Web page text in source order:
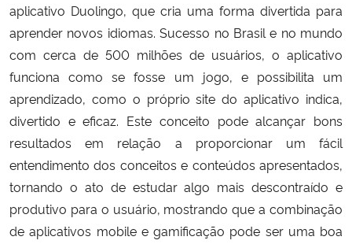
aplicativo Duolingo, que cria uma forma divertida para
aprender novos idiomas. Sucesso no Brasil e no mundo
com cerca de 500 milhões de usuários, o aplicativo
funciona como se fosse um jogo, e possibilita um
aprendizado, como o próprio site do aplicativo indica,
divertido e eficaz. Este conceito pode alcançar bons
resultados em relação a proporcionar um fácil
entendimento dos conceitos e conteúdos apresentados,
tornando o ato de estudar algo mais descontraído e
produtivo para o usuário, mostrando que a combinação
de aplicativos mobile e gamificação pode ser uma boa